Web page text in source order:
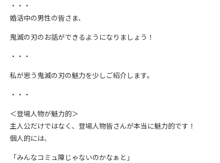
・・・
婚活中の男性の皆さま、
鬼滅の刃のお話ができるようになりましょう！
・・・
私が思う鬼滅の刃の魅力を少しご紹介します。
・・・
＜登場人物が魅力的＞
主人公だけではなく、登場人物皆さんが本当に魅力的です！
個人的には、
「みんなコミュ障じゃないのかなぁと」